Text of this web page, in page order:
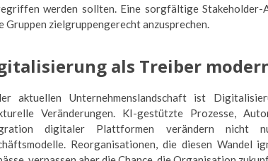
werden sollten. Eine sorgfältige Stakeholder-
Gruppen zielgruppengerecht anzusprechen.
als Treiber
aktuellen Unternehmenslandschaft ist
Veränderungen. KI-gestützte Prozesse,
digitaler Plattformen verändern nicht
Reorganisationen, die diesen Wandel